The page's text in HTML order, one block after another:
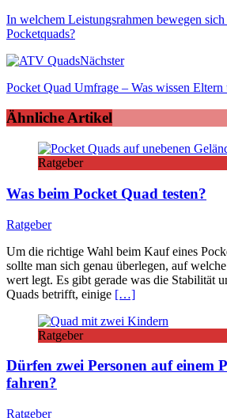
In welchem Leistungsrahmen bewegen
Pocketquads?
Nächster
Pocket Quad Umfrage – Was wissen
Ähnliche Artikel
Ratgeber
Was beim Pocket Quad testen?
Ratgeber
Um die richtige Wahl beim Kauf eines
sollte man sich genau überlegen, auf
wert legt. Es gibt gerade was die Stabilität
Quads betrifft, einige […]
Ratgeber
Dürfen zwei Personen auf einem
fahren?
Ratgeber